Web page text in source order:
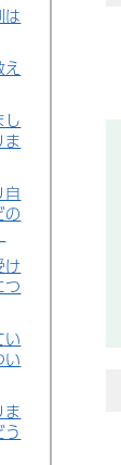
は
し
ま
自
の
け
つ
い
い
ま